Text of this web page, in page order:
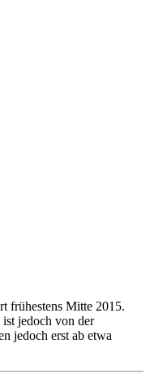
frühestens Mitte 2015.
jedoch von der
jedoch erst ab etwa